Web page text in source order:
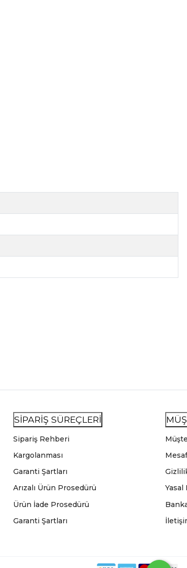
SİPARİŞ SÜREÇLERİ
Sipariş Rehberi
Kargolanması
Garanti Şartları
Arızalı Ürün Prosedürü
Ürün İade Prosedürü
Garanti Şartları
Yasal